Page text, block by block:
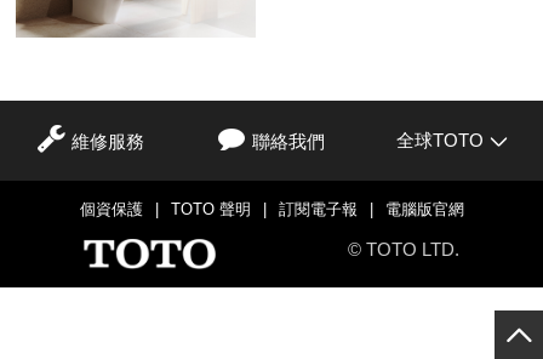
維修服務 聯絡我們 全球TOTO
個資保護 TOTO 聲明 訂閱電子報 電腦版官網
© TOTO LTD.